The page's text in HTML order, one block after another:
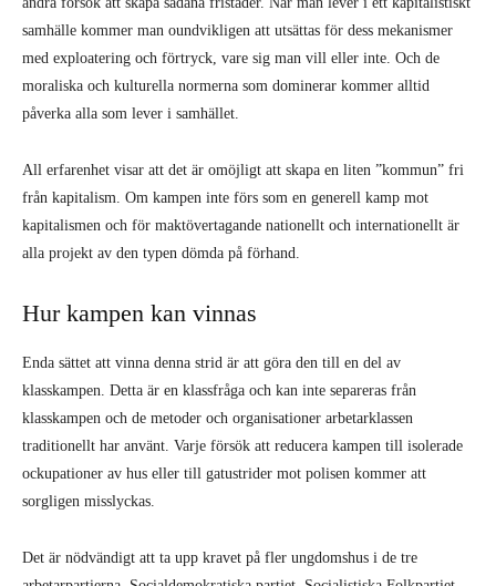
samhälle kommer man oundvikligen att utsättas för dess mekanismer
med exploatering och förtryck, vare sig man vill eller inte. Och de
moraliska och kulturella normerna som dominerar kommer alltid
påverka alla som lever i samhället.
All erfarenhet visar att det är omöjligt att skapa en liten ”kommun” fri
från kapitalism. Om kampen inte förs som en generell kamp mot
kapitalismen och för maktövertagande nationellt och internationellt är
alla projekt av den typen dömda på förhand.
Hur kampen kan vinnas
Enda sättet att vinna denna strid är att göra den till en del av
klasskampen. Detta är en klassfråga och kan inte separeras från
klasskampen och de metoder och organisationer arbetarklassen
traditionellt har använt. Varje försök att reducera kampen till isolerade
ockupationer av hus eller till gatustrider mot polisen kommer att
sorgligen misslyckas.
Det är nödvändigt att ta upp kravet på fler ungdomshus i de tre